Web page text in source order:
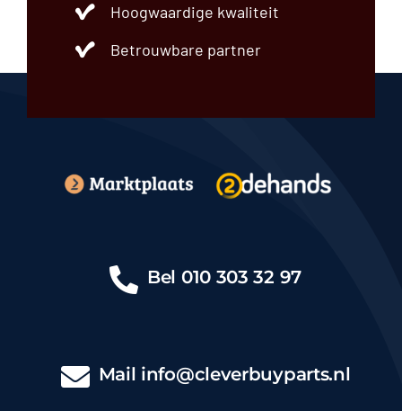
Hoogwaardige kwaliteit
Betrouwbare partner
Bel 010 303 32 97
Mail info@cleverbuyparts.nl